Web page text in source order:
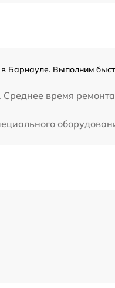
Барнауле. Выполним
время ремонта